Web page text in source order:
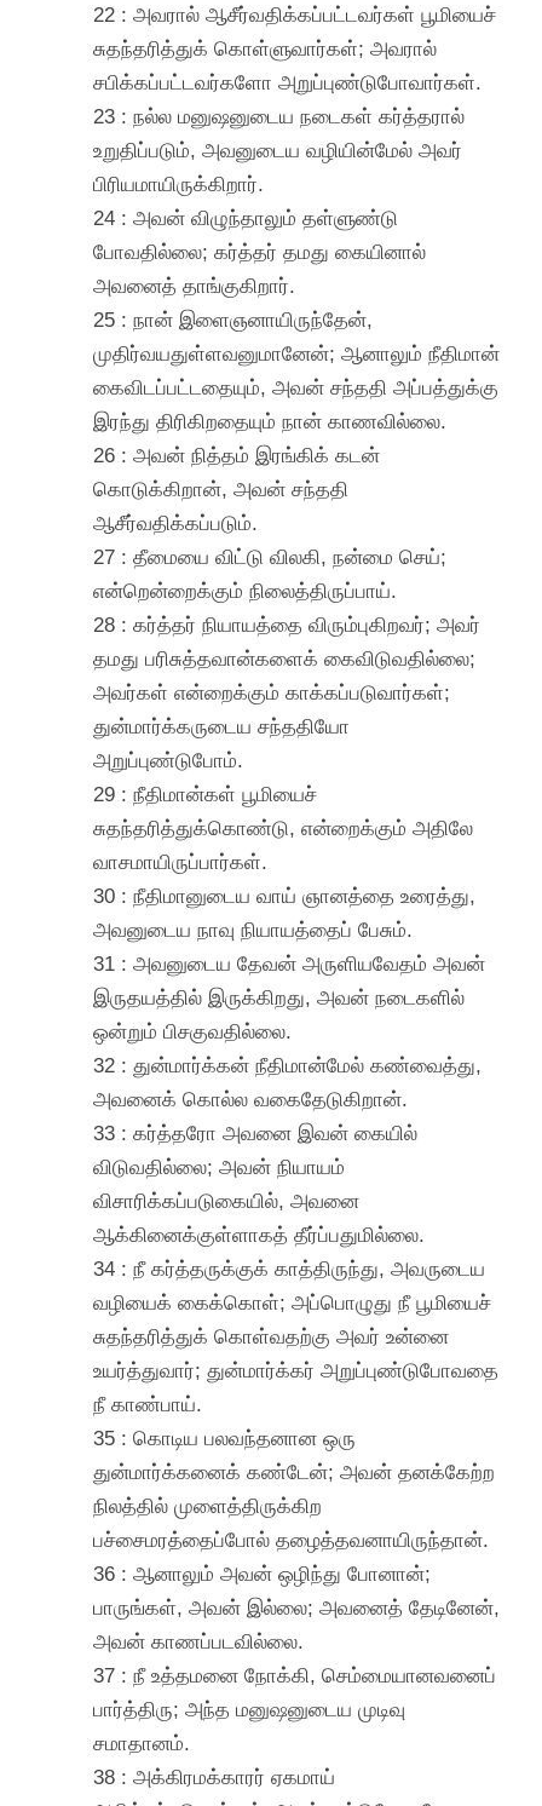
22 : அவரால் ஆசீர்வதிக்கப்பட்டவர்கள் பூமியைச்
சுதந்தரித்துக் கொள்ளுவார்கள்; அவரால்
சபிக்கப்பட்டவர்களோ அறுப்புண்டுபோவார்கள்.
23 : நல்ல மனுஷனுடைய நடைகள் கர்த்தரால்
உறுதிப்படும், அவனுடைய வழியின்மேல் அவர்
பிரியமாயிருக்கிறார்.
24 : அவன் விழுந்தாலும் தள்ளுண்டு
போவதில்லை; கர்த்தர் தமது கையினால்
அவனைத் தாங்குகிறார்.
25 : நான் இளைஞனாயிருந்தேன்,
முதிர்வயதுள்ளவனுமானேன்; ஆனாலும் நீதிமான்
கைவிடப்பட்டதையும், அவன் சந்ததி அப்பத்துக்கு
இரந்து திரிகிறதையும் நான் காணவில்லை.
26 : அவன் நித்தம் இரங்கிக் கடன்
கொடுக்கிறான், அவன் சந்ததி
ஆசீர்வதிக்கப்படும்.
27 : தீமையை விட்டு விலகி, நன்மை செய்;
என்றென்றைக்கும் நிலைத்திருப்பாய்.
28 : கர்த்தர் நியாயத்தை விரும்புகிறவர்; அவர்
தமது பரிசுத்தவான்களைக் கைவிடுவதில்லை;
அவர்கள் என்றைக்கும் காக்கப்படுவார்கள்;
துன்மார்க்கருடைய சந்ததியோ
அறுப்புண்டுபோம்.
29 : நீதிமான்கள் பூமியைச்
சுதந்தரித்துக்கொண்டு, என்றைக்கும் அதிலே
வாசமாயிருப்பார்கள்.
30 : நீதிமானுடைய வாய் ஞானத்தை உரைத்து,
அவனுடைய நாவு நியாயத்தைப் பேசும்.
31 : அவனுடைய தேவன் அருளியவேதம் அவன்
இருதயத்தில் இருக்கிறது, அவன் நடைகளில்
ஒன்றும் பிசகுவதில்லை.
32 : துன்மார்க்கன் நீதிமான்மேல் கண்வைத்து,
அவனைக் கொல்ல வகைதேடுகிறான்.
33 : கர்த்தரோ அவனை இவன் கையில்
விடுவதில்லை; அவன் நியாயம்
விசாரிக்கப்படுகையில், அவனை
ஆக்கினைக்குள்ளாகத் தீர்ப்பதுமில்லை.
34 : நீ கர்த்தருக்குக் காத்திருந்து, அவருடைய
வழியைக் கைக்கொள்; அப்பொழுது நீ பூமியைச்
சுதந்தரித்துக் கொள்வதற்கு அவர் உன்னை
உயர்த்துவார்; துன்மார்க்கர் அறுப்புண்டுபோவதை
நீ காண்பாய்.
35 : கொடிய பலவந்தனான ஒரு
துன்மார்க்கனைக் கண்டேன்; அவன் தனக்கேற்ற
நிலத்தில் முளைத்திருக்கிற
பச்சைமரத்தைப்போல் தழைத்தவனாயிருந்தான்.
36 : ஆனாலும் அவன் ஒழிந்து போனான்;
பாருங்கள், அவன் இல்லை; அவனைத் தேடினேன்,
அவன் காணப்படவில்லை.
37 : நீ உத்தமனை நோக்கி, செம்மையானவனைப்
பார்த்திரு; அந்த மனுஷனுடைய முடிவு
சமாதானம்.
38 : அக்கிரமக்காரர் ஏகமாய்